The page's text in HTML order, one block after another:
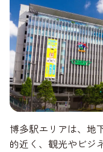
博多駅エリアは、地
的近く、観光やビジ